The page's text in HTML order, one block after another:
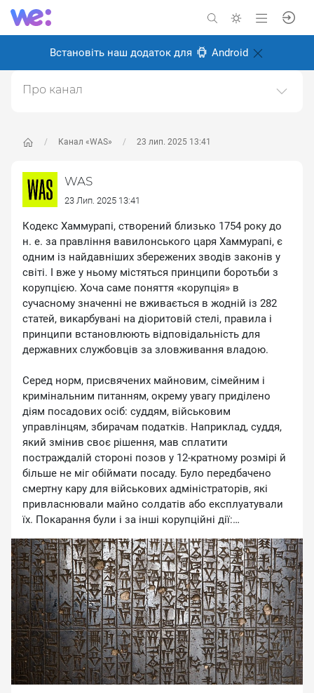
Встановіть наш додаток для Android
Канал «WAS» 23 лип. 2025 13:41
WAS
23 Лип. 2025 13:41
Кодекс Хаммурапі, створений близько 1754 року до
н. е. за правління вавилонського царя Хаммурапі, є
одним із найдавніших збережених зводів законів у
світі. І вже у ньому містяться принципи боротьби з
корупцією. Хоча саме поняття «корупція» в
сучасному значенні не вживається в жодній із 282
статей, викарбувані на діоритовій стелі, правила і
принципи встановлюють відповідальність для
державних службовців за зловживання владою.
Серед норм, присвячених майновим, сімейним і
кримінальним питанням, окрему увагу приділено
діям посадових осіб: суддям, військовим
управлінцям, збирачам податків. Наприклад, суддя,
який змінив своє рішення, мав сплатити
постраждалій стороні позов у 12-кратному розмірі й
більше не міг обіймати посаду. Було передбачено
смертну кару для військових адміністраторів, які
привласнювали майно солдатів або експлуатували
їх. Покарання були і за інші корупційні дії:
владою.
Про канал
Створено: 8 січня 2025
Відповідальні: